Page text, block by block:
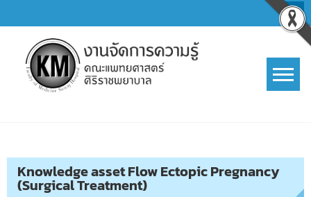
to
content
Knowledge asset Flow Ectopic Pregnancy
(Surgical Treatment)